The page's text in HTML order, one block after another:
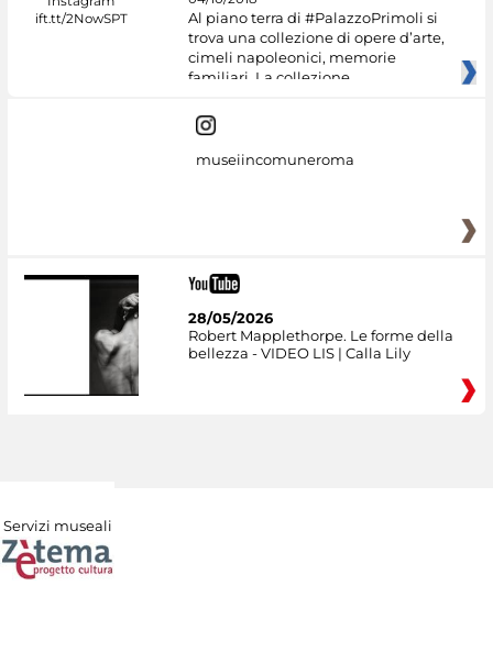
Al piano terra di #PalazzoPrimoli si
trova una collezione di opere d’arte,
cimeli napoleonici, memorie
familiari. La collezione
museiincomuneroma
28/05/2026
Robert Mapplethorpe. Le forme della
bellezza - VIDEO LIS | Calla Lily
Servizi museali